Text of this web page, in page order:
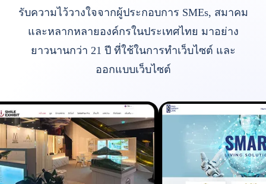
รับความไว้วางใจจากผู้ประกอบการ SMEs, สมาคม
และหลากหลายองค์กรในประเทศไทย มาอย่าง
ยาวนานกว่า 21 ปี ที่ใช้ในการทำเว็บไซต์ และ
ออกแบบเว็บไซต์